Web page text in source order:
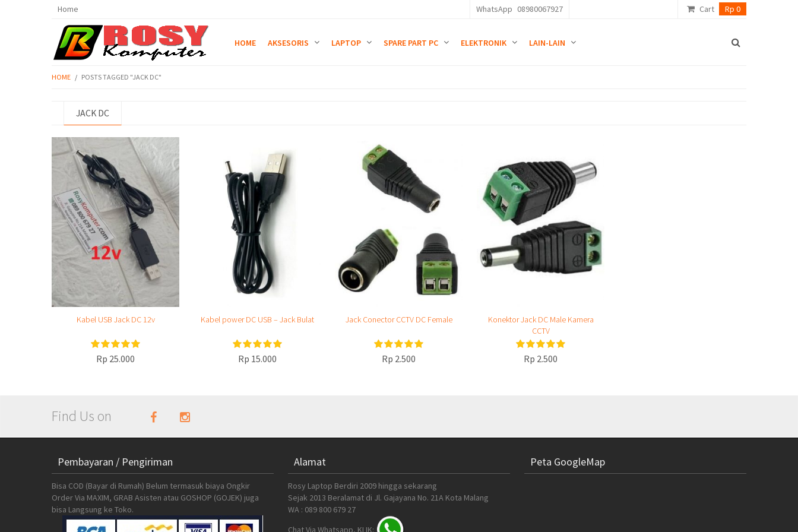
Home WhatsApp 08980067927 Cart Rp 0
HOME AKSESORIS LAPTOP SPARE PART PC ELEKTRONIK LAIN-LAIN
HOME / POSTS TAGGED "JACK DC"
JACK DC
Kabel USB Jack DC 12v
Rp 25.000
Kabel power DC USB – Jack Bulat
Rp 15.000
Jack Conector CCTV DC Female
Rp 2.500
Konektor Jack DC Male Kamera
CCTV
Rp 2.500
Find Us on
Pembayaran / Pengiriman
Bisa COD (Bayar di Rumah) Belum termasuk biaya Ongkir
Order Via MAXIM, GRAB Asisten atau GOSHOP (GOJEK) juga
bisa Langsung ke Toko.
Alamat
Rosy Laptop Berdiri 2009 hingga sekarang
Sejak 2013 Beralamat di Jl. Gajayana No. 21A Kota Malang
WA : 089 800 679 27
Chat Via Whatsapp, KLIK:
Peta GoogleMap